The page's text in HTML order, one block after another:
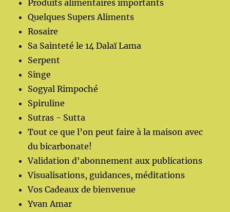
Produits alimentaires importants
Quelques Supers Aliments
Rosaire
Sa Sainteté le 14 Dalaï Lama
Serpent
Singe
Sogyal Rimpoché
Spiruline
Sutras - Sutta
Tout ce que l’on peut faire à la maison avec
du bicarbonate!
Validation d'abonnement aux publications
Visualisations, guidances, méditations
Vos Cadeaux de bienvenue
Yvan Amar